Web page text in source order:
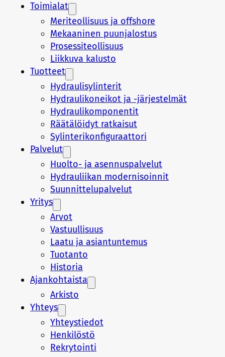
Toimialat
Meriteollisuus ja offshore
Mekaaninen puunjalostus
Prosessiteollisuus
Liikkuva kalusto
Tuotteet
Hydraulisylinterit
Hydraulikoneikot ja -järjestelmät
Hydraulikomponentit
Räätälöidyt ratkaisut
Sylinterikonfiguraattori
Palvelut
Huolto- ja asennuspalvelut
Hydrauliikan modernisoinnit
Suunnittelupalvelut
Yritys
Arvot
Vastuullisuus
Laatu ja asiantuntemus
Tuotanto
Historia
Ajankohtaista
Arkisto
Yhteys
Yhteystiedot
Henkilöstö
Rekrytointi